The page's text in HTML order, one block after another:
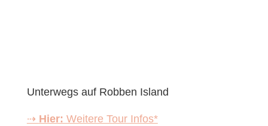
Unterwegs auf Robben Island
⇢ Hier: Weitere Tour Infos*